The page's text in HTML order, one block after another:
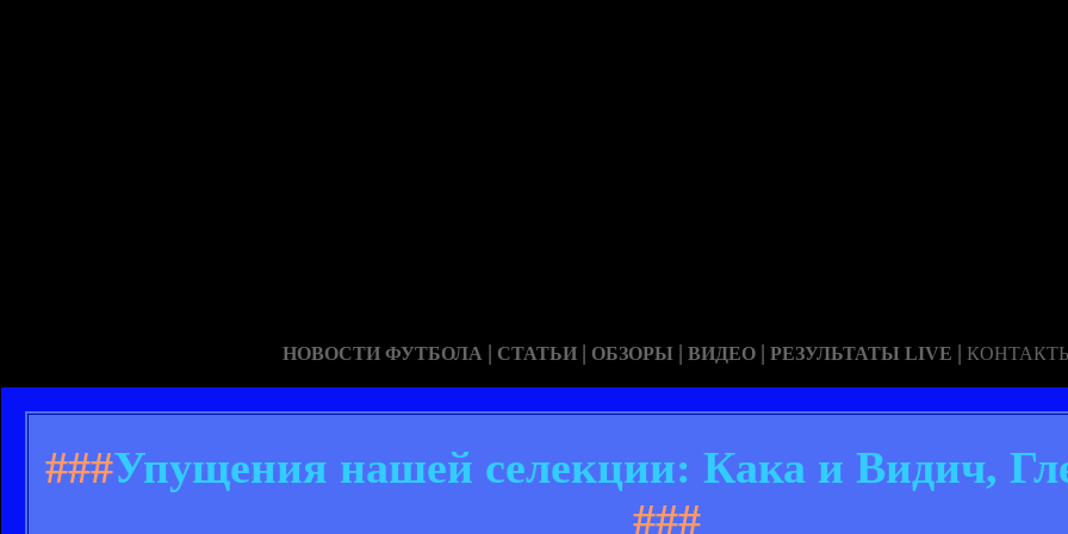
НОВОСТИ ФУТБОЛА | СТАТЬИ | ОБЗОРЫ | ВИДЕО | РЕЗУЛЬТАТЫ LIVE |
###Упущения нашей селекции: Кака и Видич,
###